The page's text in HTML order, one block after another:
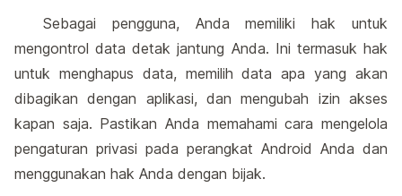
Sebagai pengguna, Anda memiliki hak untuk
mengontrol data detak jantung Anda. Ini termasuk hak
untuk menghapus data, memilih data apa yang akan
dibagikan dengan aplikasi, dan mengubah izin akses
kapan saja. Pastikan Anda memahami cara mengelola
pengaturan privasi pada perangkat Android Anda dan
menggunakan hak Anda dengan bijak.